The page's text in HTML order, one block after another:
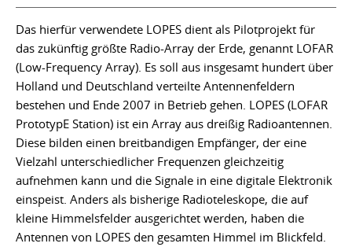
Das hierfür verwendete LOPES dient als Pilotprojekt für
das zukünftig größte Radio-Array der Erde, genannt LOFAR
(Low-Frequency Array). Es soll aus insgesamt hundert über
Holland und Deutschland verteilte Antennenfeldern
bestehen und Ende 2007 in Betrieb gehen. LOPES (LOFAR
PrototypE Station) ist ein Array aus dreißig Radioantennen.
Diese bilden einen breitbandigen Empfänger, der eine
Vielzahl unterschiedlicher Frequenzen gleichzeitig
aufnehmen kann und die Signale in eine digitale Elektronik
einspeist. Anders als bisherige Radioteleskope, die auf
kleine Himmelsfelder ausgerichtet werden, haben die
Antennen von LOPES den gesamten Himmel im Blickfeld.